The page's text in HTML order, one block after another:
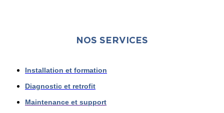
NOS SERVICES
Installation et formation
Diagnostic et retrofit
Maintenance et support